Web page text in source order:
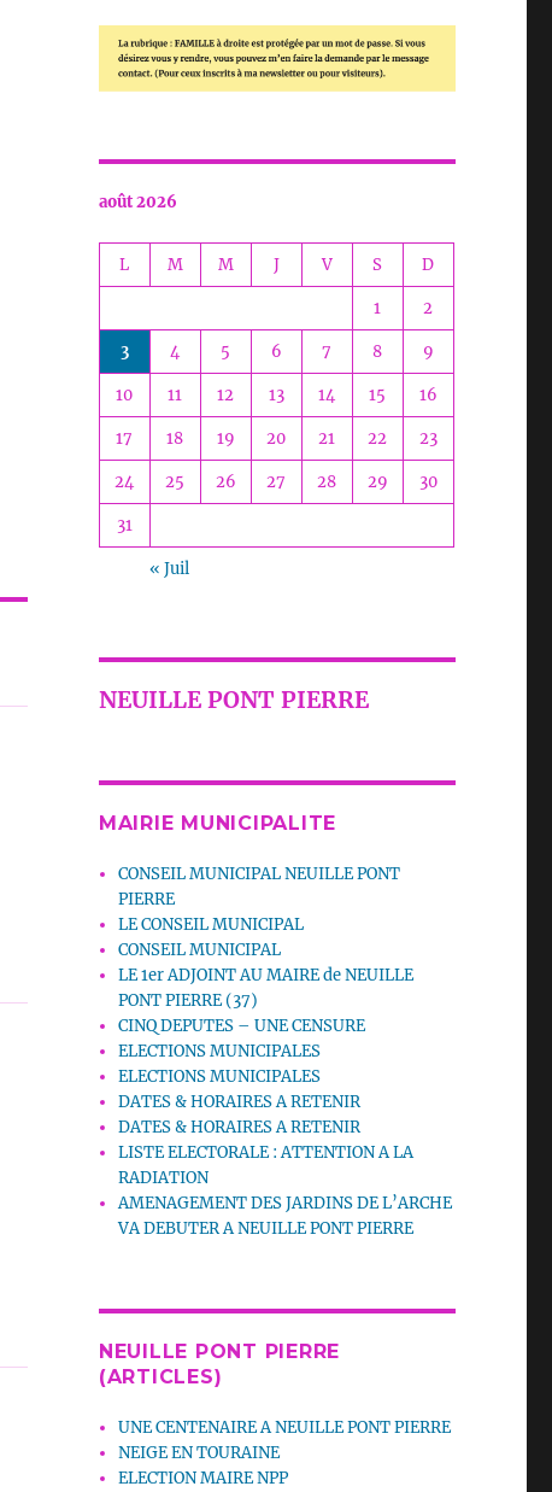
août 2026
L M M J V S D
1 2
3 4 5 6 7 8 9
10 11 12 13 14 15 16
17 18 19 20 21 22 23
24 25 26 27 28 29 30
31
« Juil
NEUILLE PONT PIERRE
MAIRIE MUNICIPALITE
CONSEIL MUNICIPAL NEUILLE PONT
PIERRE
LE CONSEIL MUNICIPAL
CONSEIL MUNICIPAL
LE 1er ADJOINT AU MAIRE de NEUILLE
PONT PIERRE (37)
CINQ DEPUTES – UNE CENSURE
ELECTIONS MUNICIPALES
ELECTIONS MUNICIPALES
DATES & HORAIRES A RETENIR
DATES & HORAIRES A RETENIR
LISTE ELECTORALE : ATTENTION A LA
RADIATION
AMENAGEMENT DES JARDINS DE L’ARCHE
VA DEBUTER A NEUILLE PONT PIERRE
NEUILLE PONT PIERRE
(ARTICLES)
UNE CENTENAIRE A NEUILLE PONT PIERRE
NEIGE EN TOURAINE
ELECTION MAIRE NPP